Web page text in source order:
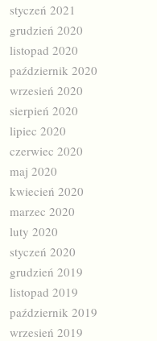
styczeń 2021
grudzień 2020
listopad 2020
październik 2020
wrzesień 2020
sierpień 2020
lipiec 2020
czerwiec 2020
maj 2020
kwiecień 2020
marzec 2020
luty 2020
styczeń 2020
grudzień 2019
listopad 2019
październik 2019
wrzesień 2019